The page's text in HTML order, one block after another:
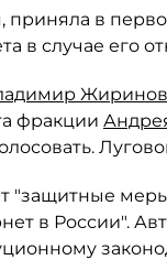
приняла в
в случае его
фракции
"защитные
в России".